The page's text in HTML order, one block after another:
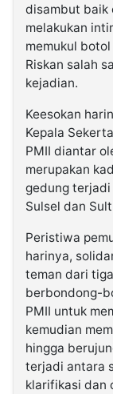
disambut baik
melakukan
memukul
Riskan salah
kejadian.
Keesokan
Kepala
PMII diantar
merupakan
gedung terjadi
Sulsel dan
Peristiwa
harinya,
teman dari
berbondong-
PMII untuk
kemudian
hingga
terjadi antara
klarifikasi dan